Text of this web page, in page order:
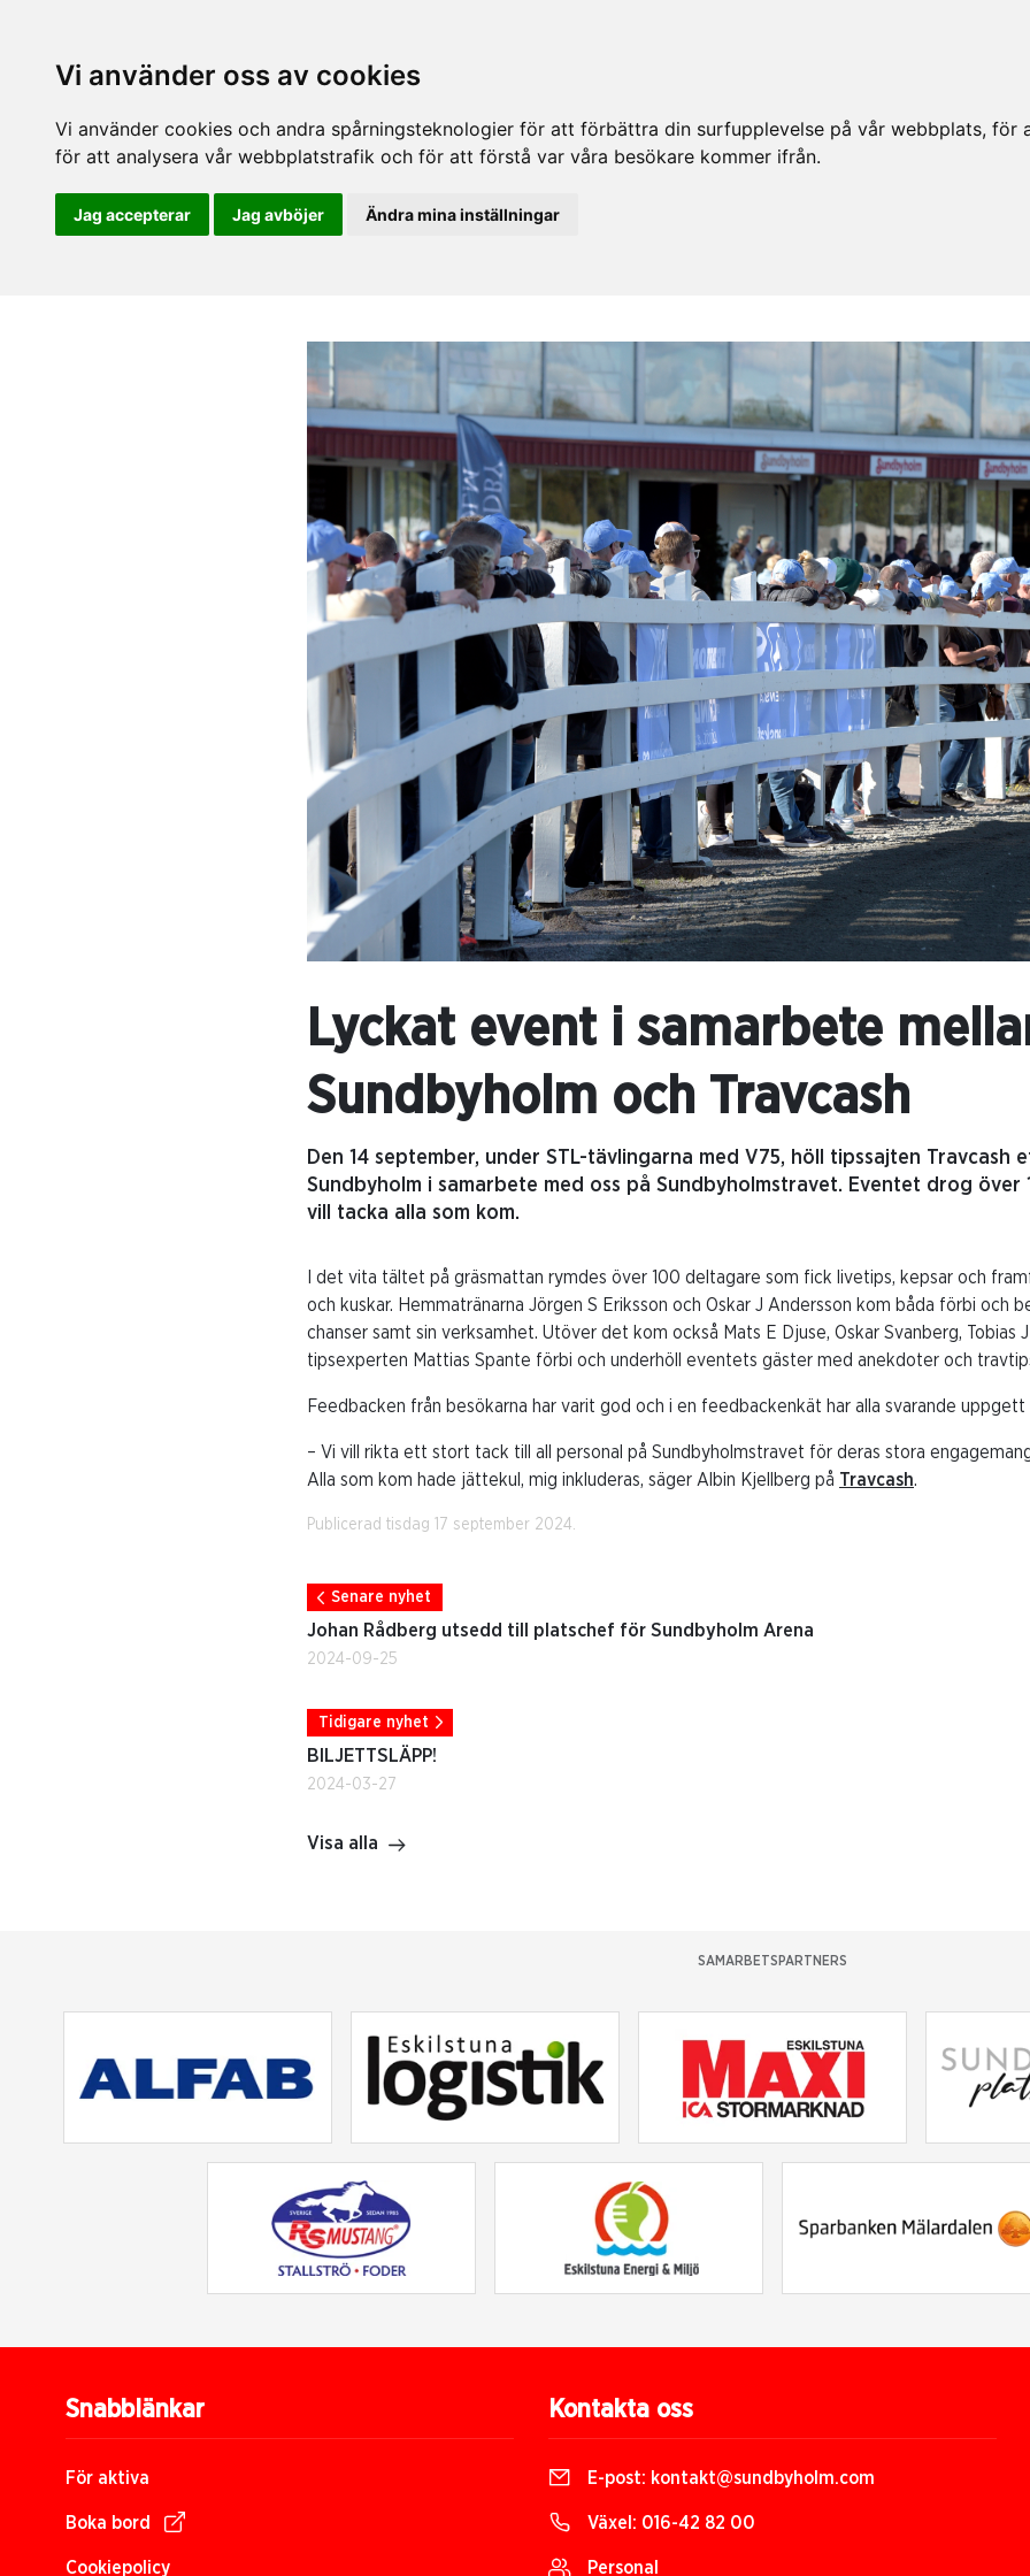
Vi använder oss av cookies
Vi använder cookies och andra spårningsteknologier för att förbättra din surfupplevelse på vår webbplats, för
för att analysera vår webbplatstrafik och för att förstå var våra besökare kommer ifrån.
Jag accepterar Jag avböjer Ändra mina inställningar
Lyckat event i samarbete
Sundbyholm och Travcash
Den 14 september, under STL-tävlingarna med V75, höll tipssajten Travcash
Sundbyholm i samarbete med oss på Sundbyholmstravet. Eventet drog över
vill tacka alla som kom.
I det vita tältet på gräsmattan rymdes över 100 deltagare som fick livetips, kepsar och
och kuskar. Hemmatränarna Jörgen S Eriksson och Oskar J Andersson kom båda förbi och
chanser samt sin verksamhet. Utöver det kom också Mats E Djuse, Oskar Svanberg, Tobias
tipsexperten Mattias Spante förbi och underhöll eventets gäster med anekdoter och
Feedbacken från besökarna har varit god och i en feedbackenkät har alla svarande
– Vi vill rikta ett stort tack till all personal på Sundbyholmstravet för deras stora
Alla som kom hade jättekul, mig inkluderas, säger Albin Kjellberg på Travcash.
Publicerad tisdag 17 september 2024.
Senare nyhet
Johan Rådberg utsedd till platschef för Sundbyholm Arena
2024-09-25
Tidigare nyhet
BILJETTSLÄPP!
2024-03-27
Visa alla
SAMARBETSPARTNERS
Snabblänkar
För aktiva
Boka bord
Cookiepolicy
Kontakta oss
E-post: kontakt@sundbyholm.com
Växel: 016-42 82 00
Personal